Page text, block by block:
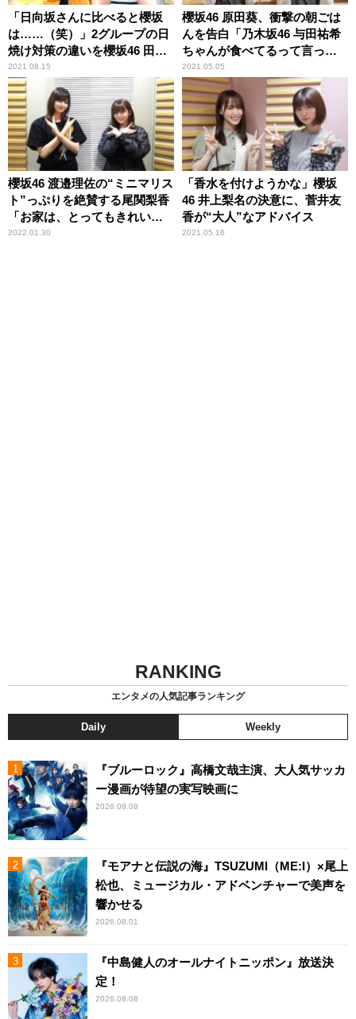
「日向坂さんに比べると櫻坂
は……（笑）」2グループの日
焼け対策の違いを櫻坂46 田村
保乃＆尾関梨香が振り返る
2021.08.15
櫻坂46 原田葵、衝撃の朝ごは
んを告白「乃木坂46 与田祐希
ちゃんが食べてるって言って
て」 そのメニューに井上梨名
驚き
2021.05.05
櫻坂46 渡邉理佐の“ミニマリス
ト”っぷりを絶賛する尾関梨香
「お家は、とってもきれいで
した」
2022.01.30
「香水を付けようかな」櫻坂
46 井上梨名の決意に、菅井友
香が“大人”なアドバイス
2021.05.16
RANKING
エンタメの人気記事ランキング
Daily Weekly
『ブルーロック』高橋文哉主演、大人気サッカ
ー漫画が待望の実写映画に
2026.08.08
『モアナと伝説の海』TSUZUMI（ME:I）×尾上
松也、ミュージカル・アドベンチャーで美声を
響かせる
2026.08.01
『中島健人のオールナイトニッポン』放送決
定！
2026.08.08